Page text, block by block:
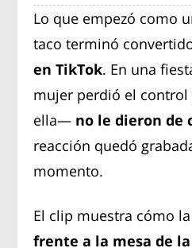
Lo que empezó como
taco terminó
en TikTok. En una
mujer perdió el
ella— no le dieron de
reacción quedó
momento.
El clip muestra cómo
frente a la mesa de